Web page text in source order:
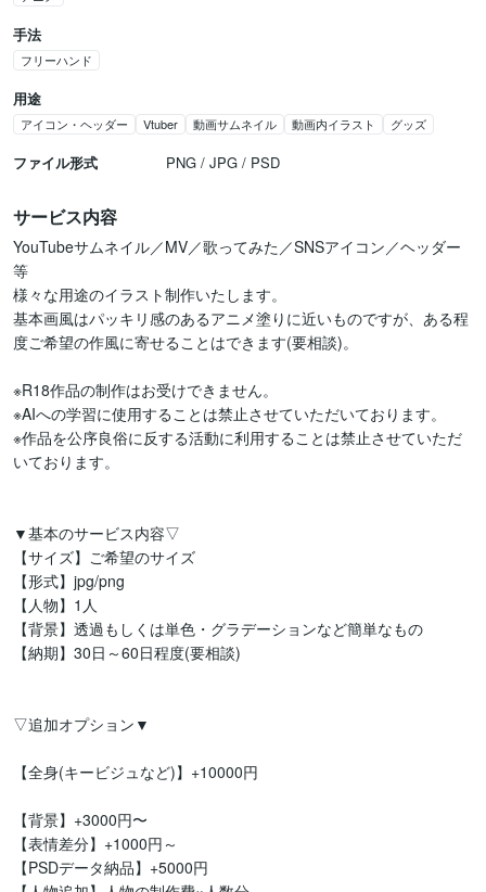
手法
フリーハンド
用途
アイコン・ヘッダー Vtuber 動画サムネイル 動画内イラスト グッズ
ファイル形式 PNG / JPG / PSD
サービス内容
YouTubeサムネイル／MV／歌ってみた／SNSアイコン／ヘッダー
等
様々な用途のイラスト制作いたします。
基本画風はパッキリ感のあるアニメ塗りに近いものですが、ある程
度ご希望の作風に寄せることはできます(要相談)。
※R18作品の制作はお受けできません。
※AIへの学習に使用することは禁止させていただいております。
※作品を公序良俗に反する活動に利用することは禁止させていただ
いております。
▼基本のサービス内容▽
【サイズ】ご希望のサイズ
【形式】jpg/png
【人物】1人
【背景】透過もしくは単色・グラデーションなど簡単なもの
【納期】30日～60日程度(要相談)
▽追加オプション▼
【全身(キービジュなど)】+10000円
【背景】+3000円〜
【表情差分】+1000円～
【PSDデータ納品】+5000円